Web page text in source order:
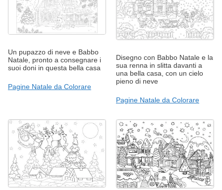
Un pupazzo di neve e Babbo
Natale, pronto a consegnare i
suoi doni in questa bella casa
Pagine Natale da Colorare
Disegno con Babbo Natale e la
sua renna in slitta davanti a
una bella casa, con un cielo
pieno di neve
Pagine Natale da Colorare